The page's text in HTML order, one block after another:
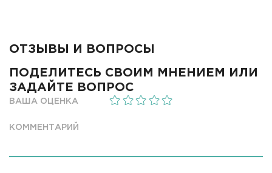
ОТЗЫВЫ И ВОПРОСЫ
ПОДЕЛИТЕСЬ СВОИМ МНЕНИЕМ ИЛИ
ЗАДАЙТЕ ВОПРОС
ВАША ОЦЕНКА
КОММЕНТАРИЙ